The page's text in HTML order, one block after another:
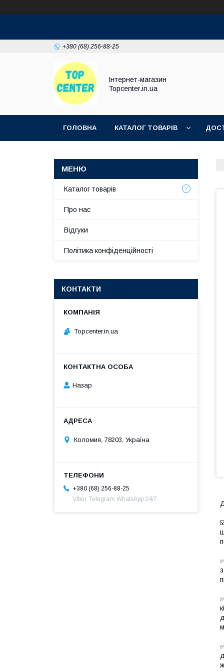
+380 (68) 256-88-25
Інтернет-магазин
Topcenter.in.ua
ГОЛОВНА КАТАЛОГ ТОВАРІВ
Каталог товарів
Про нас
Відгуки
Політика конфіденційності
КОНТАКТИ
Topcenter.in.ua
Назар
Коломия, 78203, Україна
+380 (68) 256-88-25
Viber, Telegram,WhatsApp 24/7